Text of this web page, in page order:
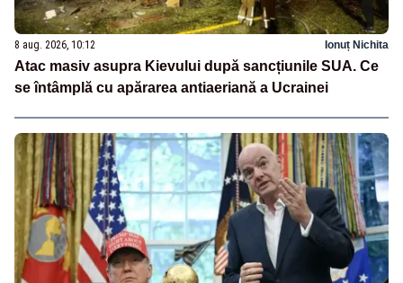
8 aug. 2026, 10:12 Ionuț Nichita
Atac masiv asupra Kievului după sancțiunile SUA. Ce
se întâmplă cu apărarea antiaeriană a Ucrainei